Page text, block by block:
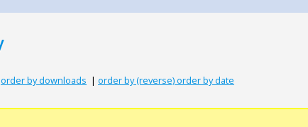
order by downloads | order by (reverse) order by date